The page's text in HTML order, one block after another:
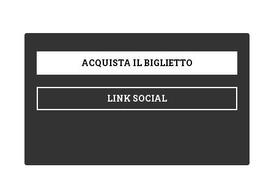
ACQUISTA IL BIGLIETTO
LINK SOCIAL